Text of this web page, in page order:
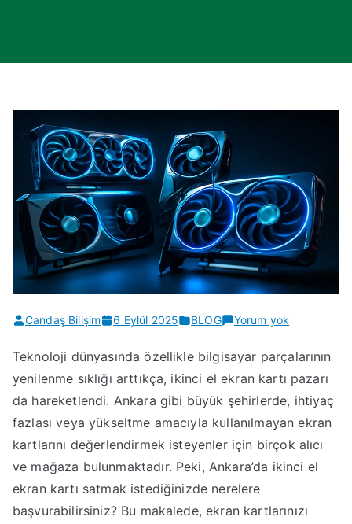
Candaş Bilişim 6 Eylül 2025 BLOG Yorum yok
El
Ekran
Kartı
Alan
Yer
Teknoloji dünyasında özellikle bilgisayar parçalarının
yenilenme sıklığı arttıkça, ikinci el ekran kartı pazarı
da hareketlendi. Ankara gibi büyük şehirlerde, ihtiyaç
fazlası veya yükseltme amacıyla kullanılmayan ekran
kartlarını değerlendirmek isteyenler için birçok alıcı
ve mağaza bulunmaktadır. Peki, Ankara’da ikinci el
ekran kartı satmak istediğinizde nerelere
başvurabilirsiniz? Bu makalede, ekran kartlarınızı